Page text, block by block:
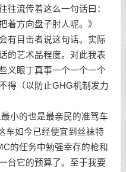
往流传着这么一句话曰：
着方向盘子肘人呢。》
有目击者说这句话。实际
的艺术品程度。对此我表
义眼丁真事一个一个一个
得（以防止GHG机制发力
小的也是最亲民的准驾车
车如今已经便宜到丝袜特
的任务中勉强幸存的枪和
台它的预算了。至于我要